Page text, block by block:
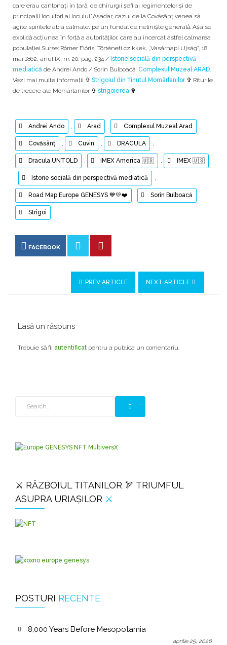
care erau cantonaţi în ţară, de chirurgii şefi ai regimentelor şi de
principalii locuitori ai locului".Aşadar, cazul de la Covăsânţ venea să
agite spiritele abia calmate, pe un fundal de nelinişte generală. Așa se
explică acţiunea în forță a autorităților, care au încercat astfel calmarea
populaţiei.Surse: Rómer Flóris, Történeti czikkek, „Vasárnapi Ujság", 18
mai 1862, anul IX, nr. 20, pag. 234 / Istorie socială din perspectivă
mediatică de Andrei Ando / Sorin Bulboacă, Complexul Muzeal ARAD
Vezi mai multe informații ✞ Strigoiul din Ținutul Momârlanilor✞ Riturile
de trecere ale Momârlanilor ✞ strigoierea ✞
Andrei Ando Arad Complexul Muzeal Arad
Covăsânţ Cuvin DRACULA
Dracula UNTOLD IMEX America 🇺🇸 IMEX 🇺🇸
Istorie socială din perspectivă mediatică
Road Map Europe GENESYS 💙💛❤️ Sorin Bulboacă
Strigoi
FACEBOOK
PREV ARTICLE NEXT ARTICLE
Lasă un răspuns
Trebuie să fii autentificat pentru a publica un comentariu.
⚔️ RĂZBOIUL TITANILOR 🏹 TRIUMFUL
ASUPRA URIAȘILOR ⚔️
POSTURI RECENTE
8,000 Years Before Mesopotamia
aprilie 25, 2026